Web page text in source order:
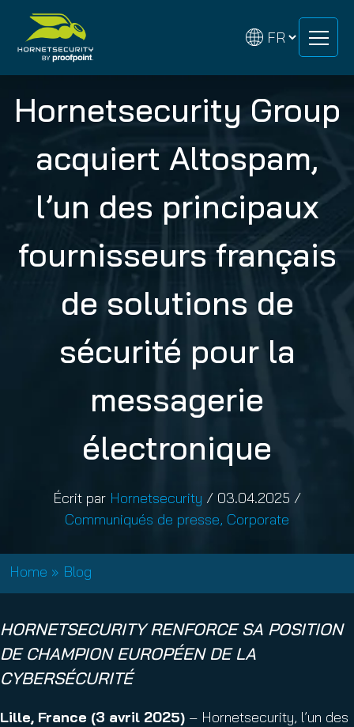
content
content
Hornetsecurity Group
acquiert Altospam,
l’un des principaux
fournisseurs français
de solutions de
sécurité pour la
messagerie
électronique
Écrit par Hornetsecurity / 03.04.2025 /
Communiqués de presse, Corporate
Home » Blog
HORNETSECURITY RENFORCE SA POSITION
DE CHAMPION EUROPÉEN DE LA
CYBERSÉCURITÉ
Lille, France (3 avril 2025) – Hornetsecurity, l’un des